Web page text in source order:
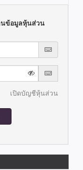
นข้อมูลหุ้นส่วน
เปิดบัญชีหุ้นส่วน